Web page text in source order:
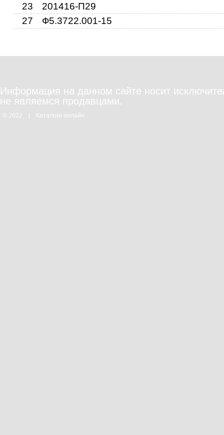
12
23
23
201416-П29
27
Ф5.3722.001-15
Информация на данном сайте носит
не являемся продавцами.
© 2022 | Каталоги онлайн